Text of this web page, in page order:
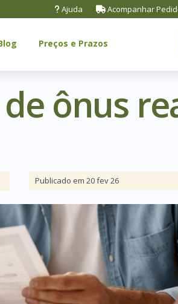
Ajuda Acompanhar
Preços e Prazos
ônus
Publicado em 20 fev 26